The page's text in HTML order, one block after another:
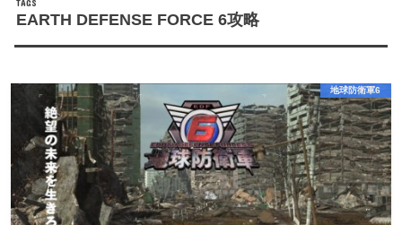
EARTH DEFENSE FORCE 6攻略
地球防衛軍6